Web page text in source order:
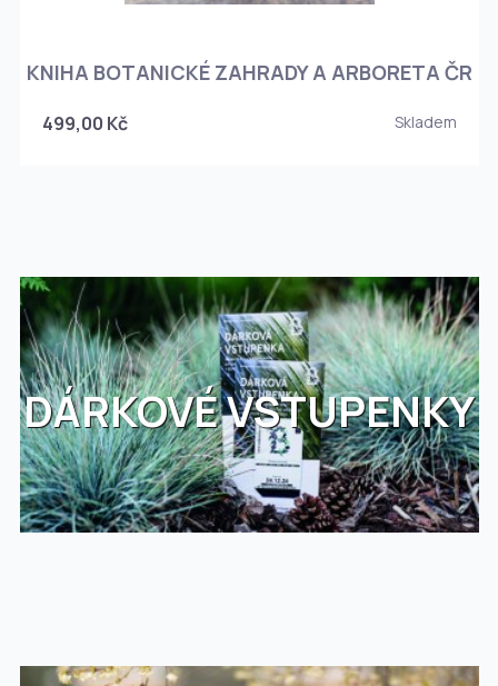
KNIHA BOTANICKÉ ZAHRADY A ARBORETA ČR
499,00 Kč Skladem
DÁRKOVÉ VSTUPENKY